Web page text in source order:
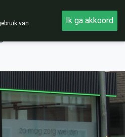
van
Ik ga akkoord